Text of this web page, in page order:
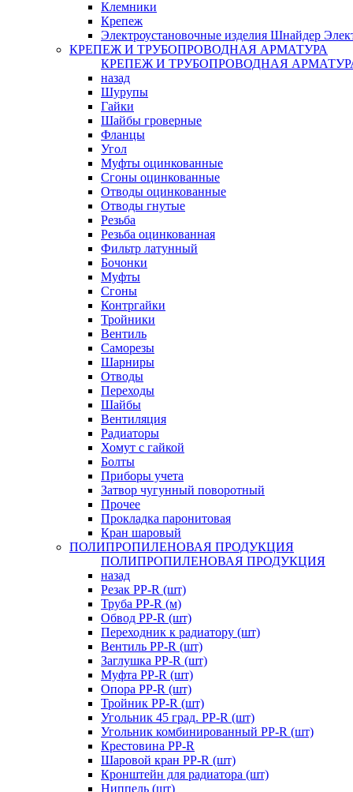
Клемники
Крепеж
Электроустановочные изделия Шнайдер
КРЕПЕЖ И ТРУБОПРОВОДНАЯ АРМАТУРА
КРЕПЕЖ И ТРУБОПРОВОДНАЯ
назад
Шурупы
Гайки
Шайбы гроверные
Фланцы
Угол
Муфты оцинкованные
Сгоны оцинкованные
Отводы оцинкованные
Отводы гнутые
Резьба
Резьба оцинкованная
Фильтр латунный
Бочонки
Муфты
Сгоны
Контргайки
Тройники
Вентиль
Саморезы
Шарниры
Отводы
Переходы
Шайбы
Вентиляция
Радиаторы
Хомут с гайкой
Болты
Приборы учета
Затвор чугунный поворотный
Прочее
Прокладка паронитовая
Кран шаровый
ПОЛИПРОПИЛЕНОВАЯ ПРОДУКЦИЯ
ПОЛИПРОПИЛЕНОВАЯ ПРОДУКЦИЯ
назад
Резак PP-R (шт)
Труба PP-R (м)
Обвод PP-R (шт)
Переходник к радиатору (шт)
Вентиль PP-R (шт)
Заглушка PP-R (шт)
Муфта PP-R (шт)
Опора PP-R (шт)
Тройник PP-R (шт)
Угольник 45 град. PP-R (шт)
Угольник комбинированный PP-R (шт)
Крестовина PP-R
Шаровой кран PP-R (шт)
Кронштейн для радиатора (шт)
Ниппель (шт)